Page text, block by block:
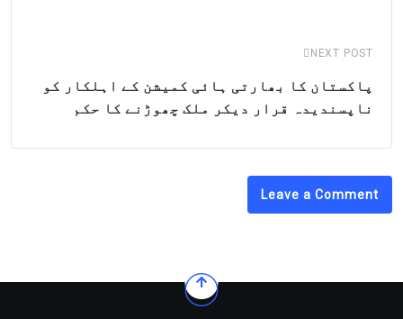
NEXT POST
پاکستان کا بھارتی ہائی کمیشن کے اہلکار کو
ناپسندیدہ قرار دیکر ملک چھوڑنے کا حکم
Leave a Comment